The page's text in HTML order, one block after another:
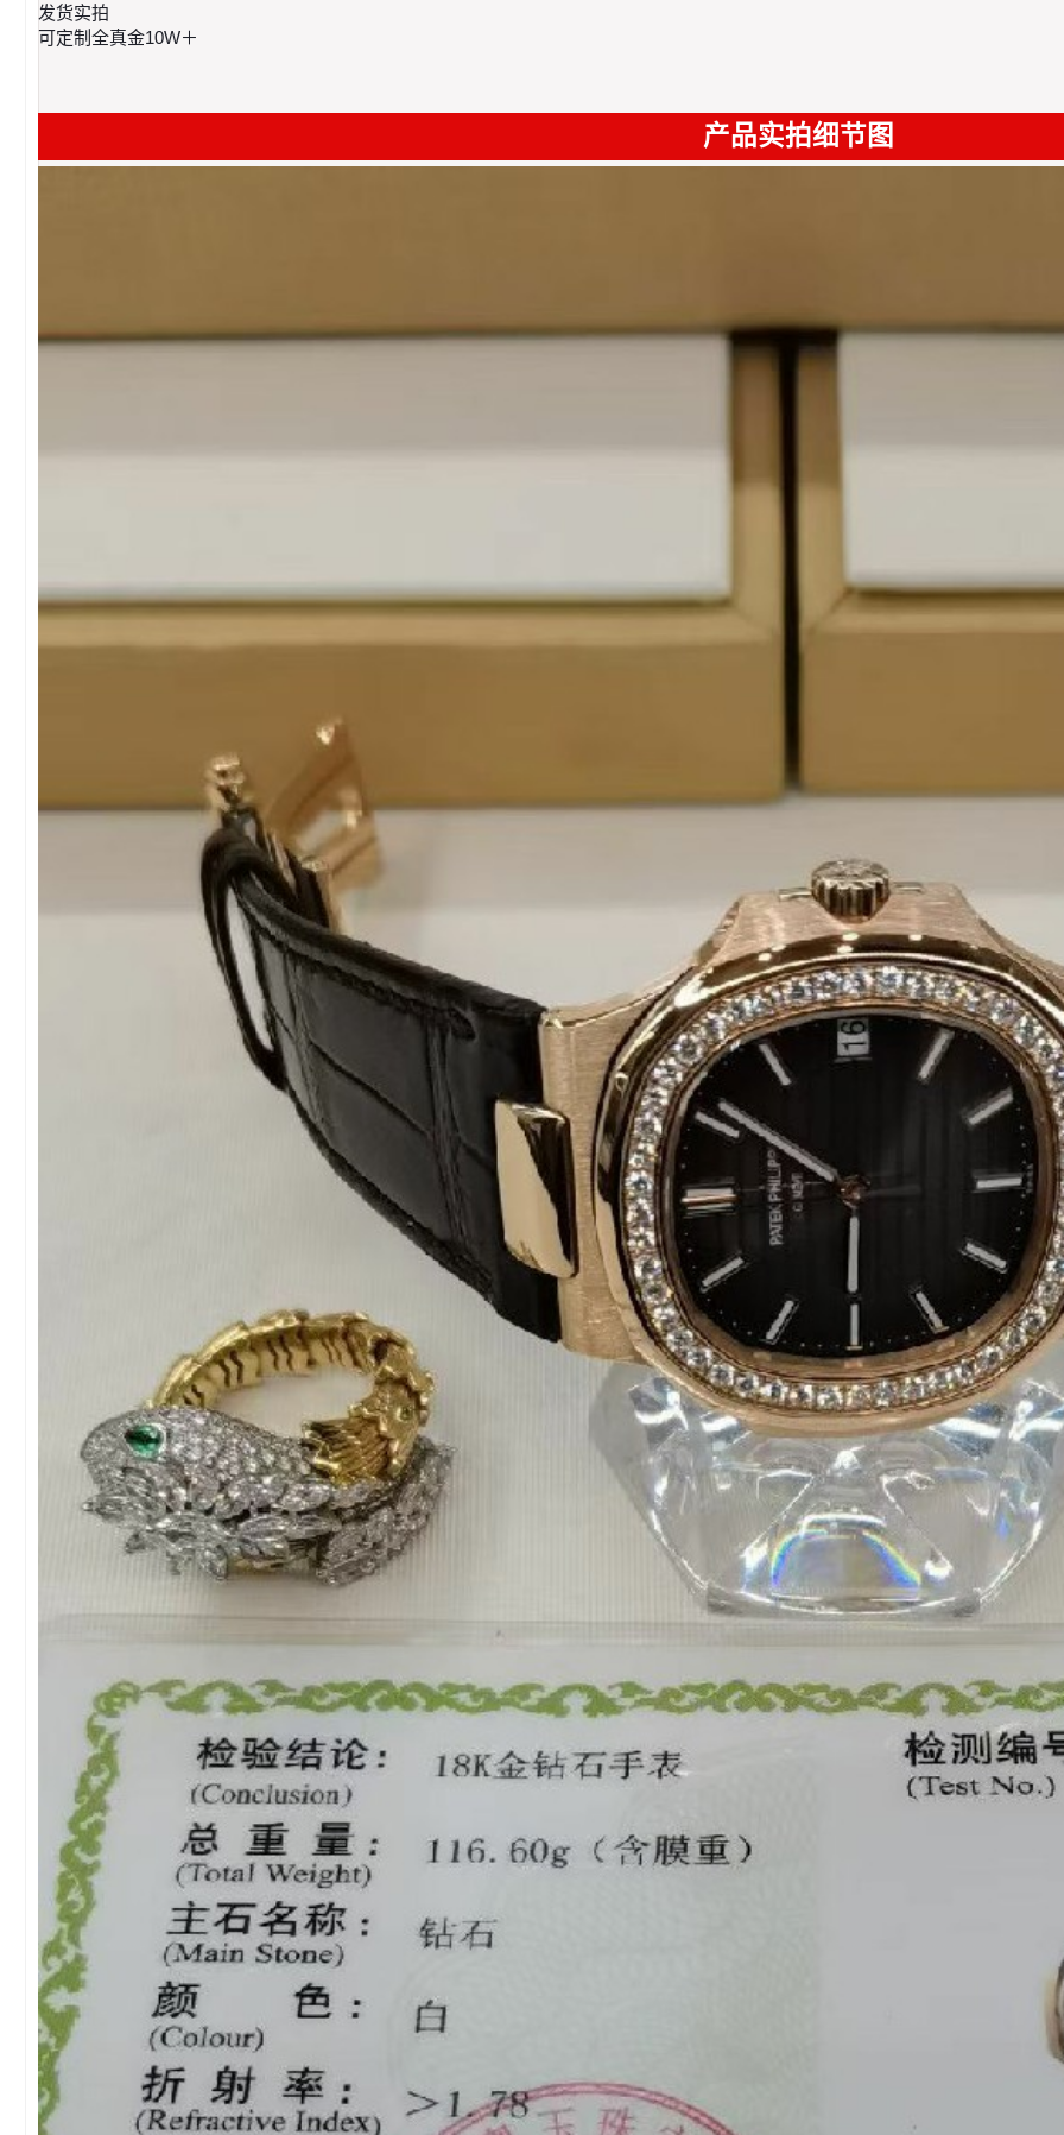
发货实拍 ​
可定制全真金10W＋
产品实拍细节图